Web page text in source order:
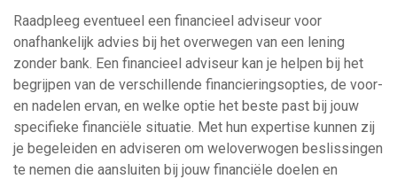
Raadpleeg eventueel een financieel adviseur voor
onafhankelijk advies bij het overwegen van een lening
zonder bank. Een financieel adviseur kan je helpen bij het
begrijpen van de verschillende financieringsopties, de voor-
en nadelen ervan, en welke optie het beste past bij jouw
specifieke financiële situatie. Met hun expertise kunnen zij
je begeleiden en adviseren om weloverwogen beslissingen
te nemen die aansluiten bij jouw financiële doelen en